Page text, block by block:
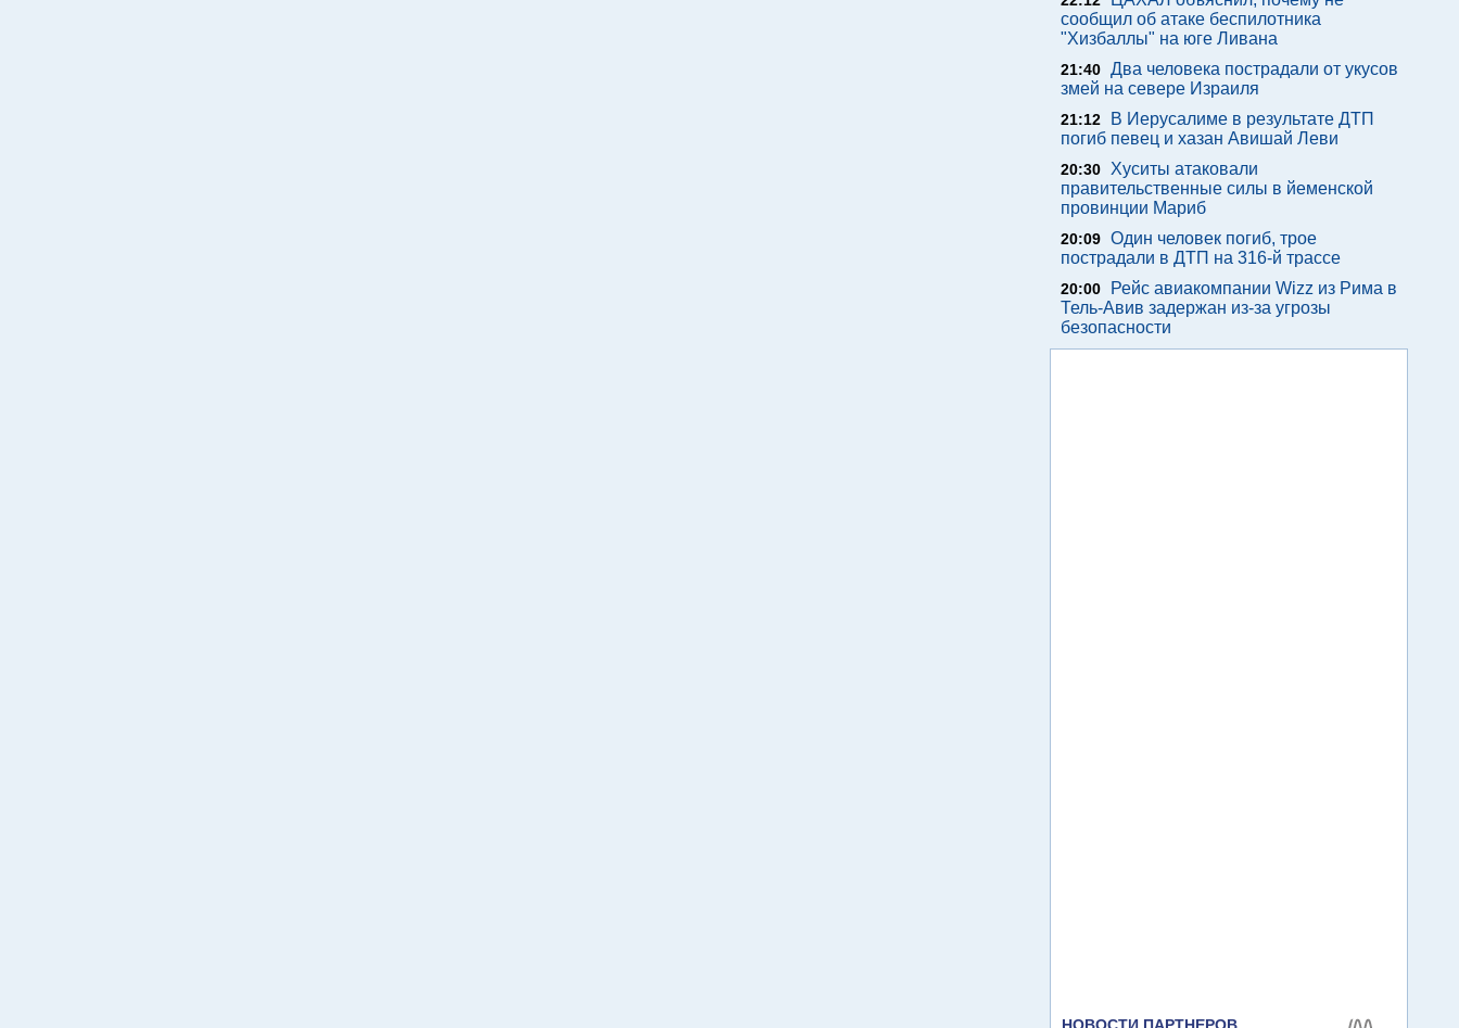
сообщил об атаке беспилотника
"Хизбаллы" на юге Ливана
21:40 Два человека пострадали от укусов
змей на севере Израиля
21:12
В Иерусалиме в результате ДТП
погиб певец и хазан Авишай Леви
20:30
Хуситы атаковали
правительственные силы в йеменской
провинции Мариб
20:09 Один человек погиб, трое
пострадали в ДТП на 316-й трассе
20:00
Рейс авиакомпании Wizz из Рима в
Тель-Авив задержан из-за угрозы
безопасности